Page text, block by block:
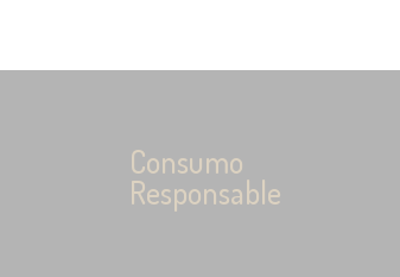
Consumo
Responsable